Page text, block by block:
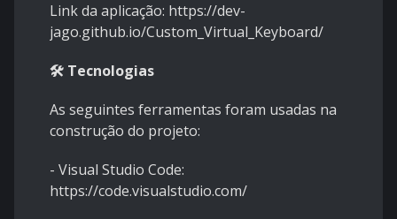
Link da aplicação: https://dev-
jago.github.io/Custom_Virtual_Keyboard/
🛠 Tecnologias
As seguintes ferramentas foram usadas na
construção do projeto:
- Visual Studio Code:
https://code.visualstudio.com/